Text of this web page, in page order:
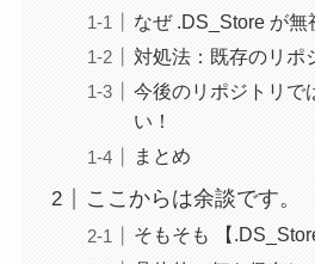
なぜ .DS_Store が無
対処法：既存のリポ
今後のリポジトリで
い！
まとめ
ここからは余談です。
そもそも 【